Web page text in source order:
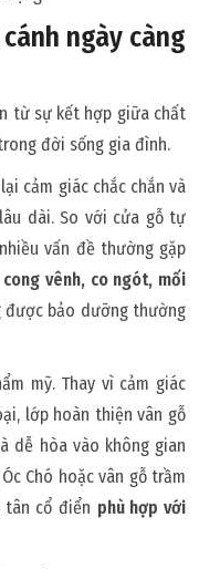
ngày càng
từ sự kết hợp giữa chất
đời sống gia đình.
cảm giác chắc chắn và
dài. So với cửa gỗ tự
vấn đề thường gặp
cong vênh, co ngót, mối
được bảo dưỡng thường
mỹ. Thay vì cảm giác
lớp hoàn thiện vân gỗ
dễ hòa vào không gian
Chó hoặc vân gỗ trầm
cổ điển phù hợp với